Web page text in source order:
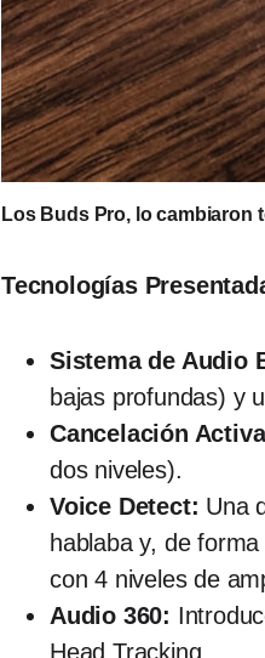
Los Buds Pro, lo cambiaron
Tecnologías
Sistema de Audio
bajas profundas) y
Cancelación
dos niveles).
Voice Detect: Una
hablaba y, de
con 4 niveles de
Audio 360:
Head Tracking.